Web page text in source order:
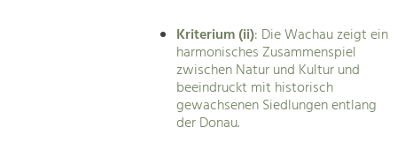
Kriterium (ii): Die Wachau zeigt ein
harmonisches Zusammenspiel
zwischen Natur und Kultur und
beeindruckt mit historisch
gewachsenen Siedlungen entlang
der Donau.